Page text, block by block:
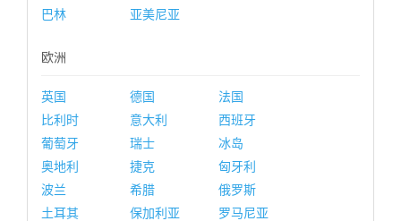
巴林
亚美尼亚
欧洲
英国 德国
法国
比利时
意大利
西班牙
葡萄牙
瑞士
冰岛
奥地利
捷克
匈牙利
波兰
希腊
俄罗斯
土耳其
保加利亚
罗马尼亚